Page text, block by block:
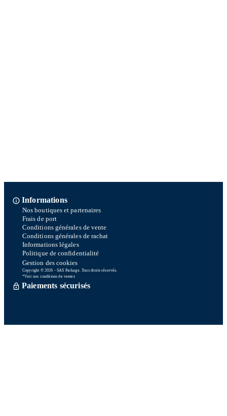
Informations
Nos boutiques et partenaires
Frais de port
Conditions générales de vente
Conditions générales de rachat
Informations légales
Politique de confidentialité
Gestion des cookies
Copyright © 2026 - SAS Parkage. Tous droits réservés.
*Voir nos conditions de ventes
Paiements sécurisés